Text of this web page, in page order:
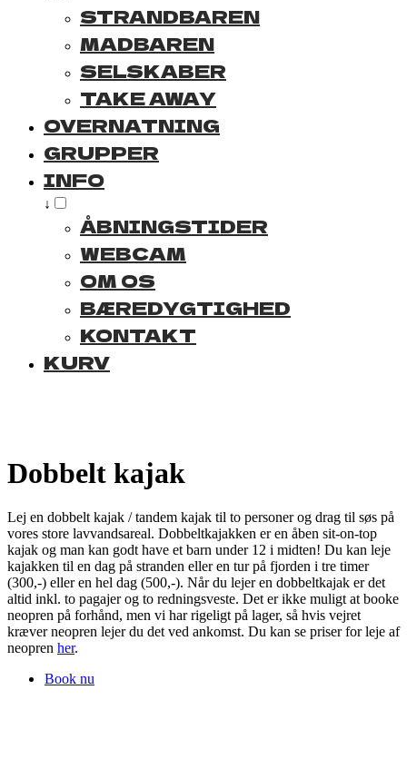
STRANDBAREN
MADBAREN
SELSKABER
TAKE AWAY
OVERNATNING
GRUPPER
INFO
↓
ÅBNINGSTIDER
WEBCAM
OM OS
BÆREDYGTIGHED
KONTAKT
KURV
Dobbelt kajak
Lej en dobbelt kajak / tandem kajak til to personer og drag til søs på
vores store lavvandsareal. Dobbeltkajakken er en åben sit-on-top
kajak og man kan godt have et barn under 12 i midten! Du kan leje
kajakken til en dag på stranden eller en tur på fjorden i tre timer
(300,-) eller en hel dag (500,-). Når du lejer en dobbeltkajak er det
altid inkl. to pagajer og to redningsveste. Det er ikke muligt at booke
neopren på forhånd, men vi har rigeligt på lager, så hvis vejret
kræver neopren lejer du det ved ankomst. Du kan se priser for leje af
neopren her.
Book nu